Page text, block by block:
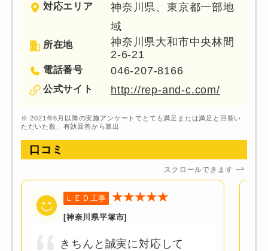
対応エリア
神奈川県、東京都一部地
域
所在地
神奈川県大和市中央林間
2-6-21
電話番号 046-207-8166
公式サイト http://rep-and-c.com/
※ 2021年6月以降の実施アンケートでとても満足または満足と回答い
ただいた数、有効回答から算出
口コミ
スクロールできます
ＬＥＤ工事 ★★★★★
[神奈川県平塚市]
きちんと誠実に対応して